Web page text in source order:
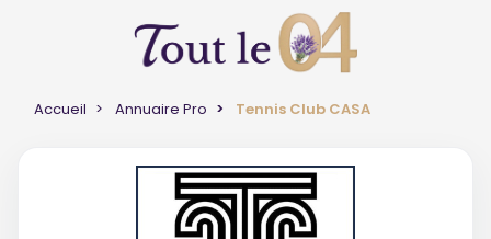
Accueil Annuaire Pro Tennis Club CASA